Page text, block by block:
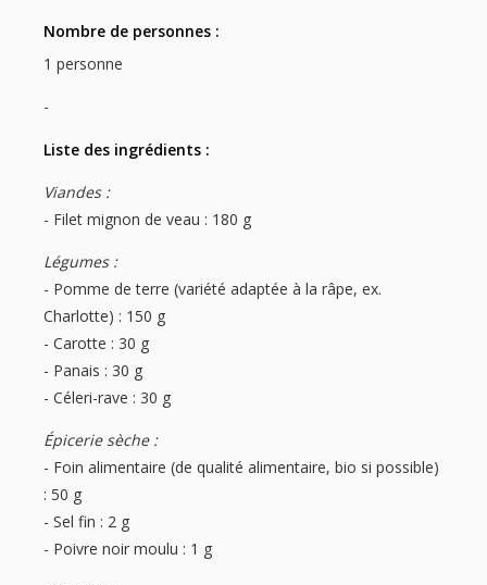
Nombre de personnes :
1 personne
-
Liste des ingrédients :
Viandes :
- Filet mignon de veau : 180 g
Légumes :
- Pomme de terre (variété adaptée à la râpe, ex.
Charlotte) : 150 g
- Carotte : 30 g
- Panais : 30 g
- Céleri-rave : 30 g
Épicerie sèche :
- Foin alimentaire (de qualité alimentaire, bio si possible)
: 50 g
- Sel fin : 2 g
- Poivre noir moulu : 1 g